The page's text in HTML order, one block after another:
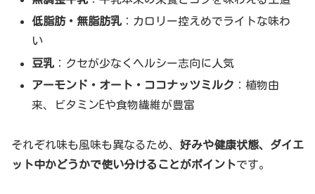
低脂肪・無脂肪乳 ：カロリー控えめでライトな味わ
い
豆乳 ：クセが少なくヘルシー志向に人気
アーモンド・オート・ココナッツミルク ：植物由
来、ビタミンEや食物繊維が豊富
それぞれ味も風味も異なるため、 好みや健康状態、ダイエ
ット中かどうかで使い分けることがポイントです。